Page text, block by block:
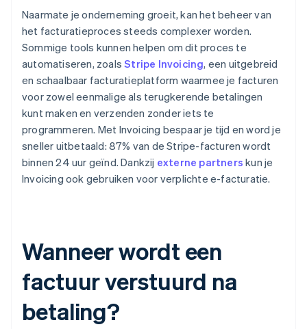
Naarmate je onderneming groeit, kan het beheer van
het facturatieproces steeds complexer worden.
Sommige tools kunnen helpen om dit proces te
automatiseren, zoalsStripe Invoicing, een uitgebreid
en schaalbaar facturatieplatform waarmee je facturen
voor zowel eenmalige als terugkerende betalingen
kunt maken en verzenden zonder iets te
programmeren. Met Invoicing bespaar je tijd en word je
sneller uitbetaald: 87% van de Stripe-facturen wordt
binnen 24 uur geïnd. Dankzij externe partners kun je
Invoicing ook gebruiken voor verplichte e-facturatie.
Wanneer wordt een
factuur verstuurd na
betaling?